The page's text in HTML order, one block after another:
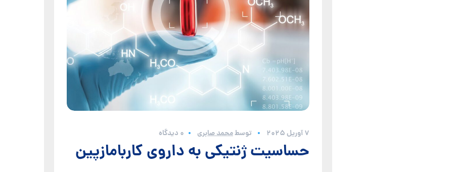
7 آوریل 2025 توسطمحمد صابری 0 دیدگاه
حساسیت ژنتیکی به داروی کاربامازپین